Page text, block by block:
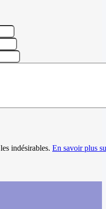
indésirables. En savoir plus